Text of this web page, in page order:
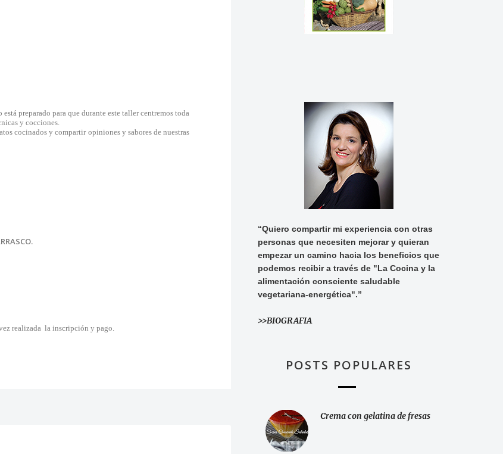
preparado para que durante este taller centremos toda
y cocciones.
cocinados y compartir opiniones y sabores de nuestras
realizada la inscripción y pago.
“Quiero compartir mi experiencia con otras
personas que necesiten mejorar y quieran
empezar un camino hacia los beneficios que
podemos recibir a través de "La Cocina y la
alimentación consciente saludable
vegetariana-energética".”
>>BIOGRAFIA
POSTS POPULARES
Crema con gelatina de fresas